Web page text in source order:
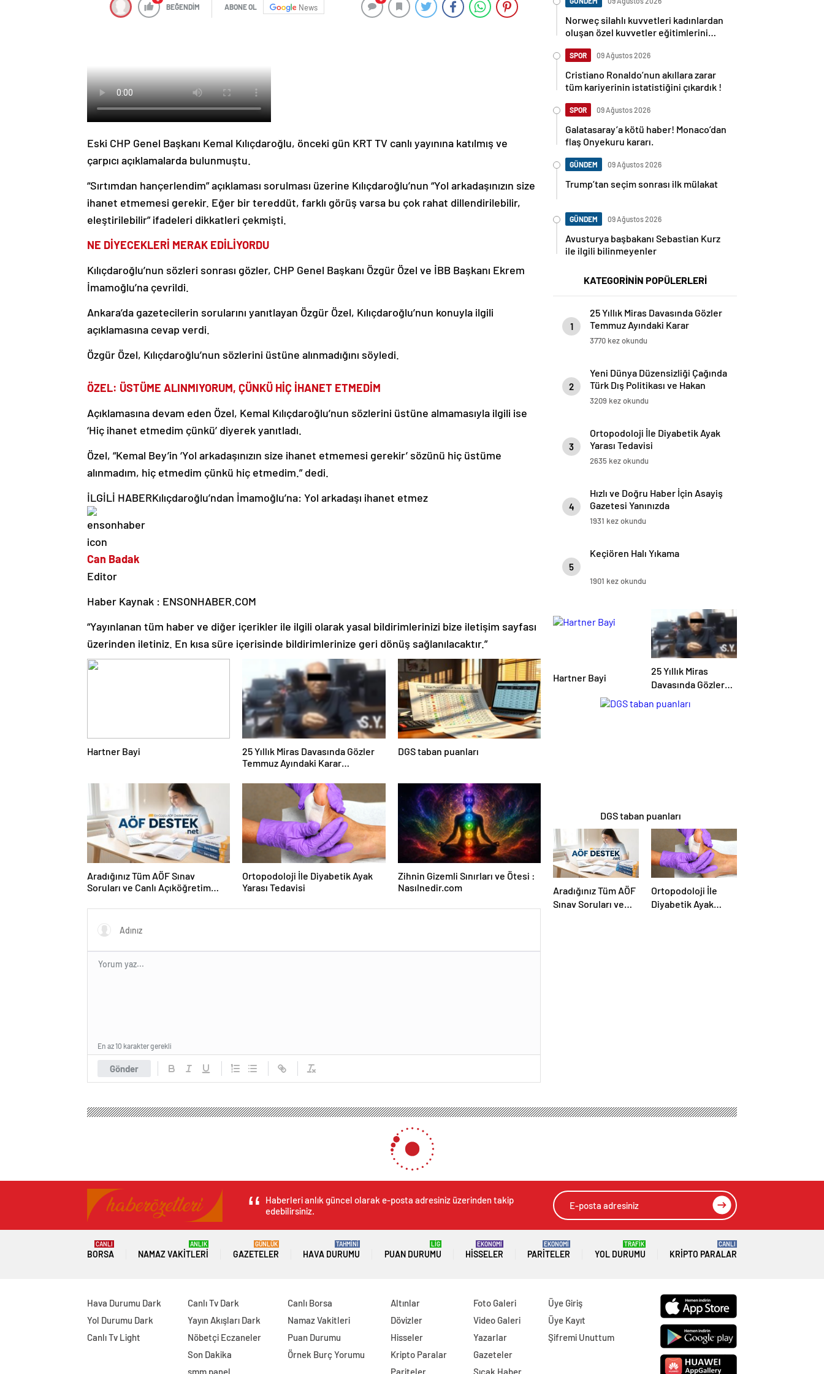
BEĞENDİM ABONE OL News
Eski CHP Genel Başkanı Kemal Kılıçdaroğlu, önceki gün KRT TV canlı yayınına katılmış ve
çarpıcı açıklamalarda bulunmuştu.
“Sırtımdan hançerlendim” açıklaması sorulması üzerine Kılıçdaroğlu’nun “Yol arkadaşınızın size
ihanet etmemesi gerekir. Eğer bir tereddüt, farklı görüş varsa bu çok rahat dillendirilebilir,
eleştirilebilir” ifadeleri dikkatleri çekmişti.
NE DİYECEKLERİ MERAK EDİLİYORDU
Kılıçdaroğlu’nun sözleri sonrası gözler, CHP Genel Başkanı Özgür Özel ve İBB Başkanı Ekrem
İmamoğlu’na çevrildi.
Ankara’da gazetecilerin sorularını yanıtlayan Özgür Özel, Kılıçdaroğlu’nun konuyla ilgili
açıklamasına cevap verdi.
Özgür Özel, Kılıçdaroğlu’nun sözlerini üstüne alınmadığını söyledi.
ÖZEL: ÜSTÜME ALINMIYORUM, ÇÜNKÜ HİÇ İHANET ETMEDİM
Açıklamasına devam eden Özel, Kemal Kılıçdaroğlu’nun sözlerini üstüne almamasıyla ilgili ise
‘Hiç ihanet etmedim çünkü’ diyerek yanıtladı.
Özel, “Kemal Bey’in ‘Yol arkadaşınızın size ihanet etmemesi gerekir’ sözünü hiç üstüme
alınmadım, hiç etmedim çünkü hiç etmedim.” dedi.
İLGİLİ HABERKılıçdaroğlu’ndan İmamoğlu’na: Yol arkadaşı ihanet etmez
Can Badak
Editor
Haber Kaynak : ENSONHABER.COM
“Yayınlanan tüm haber ve diğer içerikler ile ilgili olarak yasal bildirimlerinizi bize iletişim sayfası
üzerinden iletiniz. En kısa süre içerisinde bildirimlerinize geri dönüş sağlanılacaktır.”
Hartner Bayi
25 Yıllık Miras Davasında Gözler
Temmuz Ayındaki Karar
DGS taban puanları
Aradığınız Tüm AÖF Sınav
Soruları ve Canlı Açıköğretim
Ortopodoloji İle Diyabetik Ayak
Yarası Tedavisi
Zihnin Gizemli Sınırları ve Ötesi :
Nasılnedir.com
Gönder
En az 10 karakter gerekli
Norweç silahlı kuvvetleri kadınlardan
oluşan özel kuvvetler eğitimlerini
SPOR 09 Ağustos 2026
Cristiano Ronaldo’nun akıllara zarar
tüm kariyerinin istatistiğini çıkardık !
SPOR 09 Ağustos 2026
Galatasaray’a kötü haber! Monaco’dan
flaş Onyekuru kararı.
GÜNDEM 09 Ağustos 2026
Trump’tan seçim sonrası ilk mülakat
GÜNDEM 09 Ağustos 2026
Avusturya başbakanı Sebastian Kurz
ile ilgili bilinmeyenler
KATEGORİNİN POPÜLERLERİ
1
25 Yıllık Miras Davasında Gözler
Temmuz Ayındaki Karar
Duruşmasına Çevrildi
3770 kez okundu
2
Yeni Dünya Düzensizliği Çağında
Türk Dış Politikası ve Hakan
Fidan Faktörü
3209 kez okundu
3
Ortopodoloji İle Diyabetik Ayak
Yarası Tedavisi
2635 kez okundu
4
Hızlı ve Doğru Haber İçin Asayiş
Gazetesi Yanınızda
1931 kez okundu
5
Keçiören Halı Yıkama
1901 kez okundu
Hartner Bayi
25 Yıllık Miras
Davasında Gözler
Temmuz Ayındaki
Karar Duruşmasına
DGS taban puanları
Aradığınız Tüm AÖF
Sınav Soruları ve
Ortopodoloji İle
Diyabetik Ayak
Haberleri anlık güncel olarak e-posta adresiniz üzerinden takip
edebilirsiniz.
BORSA
CANLI
NAMAZ VAKITLERI
ANLIK
GAZETELER
GÜNLÜK
HAVA DURUMU
TAHMİNİ
PUAN DURUMU
LİG
HISSELER
EKONOMİ
PARITELER
EKONOMİ
YOL DURUMU
TRAFİK
KRIPTO PARALAR
CANLI
Hava Durumu Dark
Yol Durumu Dark
Canlı Tv Light
Canlı Tv Dark
Yayın Akışları Dark
Nöbetçi Eczaneler
Son Dakika
smm panel
Canlı Borsa
Namaz Vakitleri
Puan Durumu
Örnek Burç Yorumu
Altınlar
Dövizler
Hisseler
Kripto Paralar
Pariteler
Foto Galeri
Video Galeri
Yazarlar
Gazeteler
Sıcak Haber
Üye Giriş
Üye Kayıt
Şifremi Unuttum